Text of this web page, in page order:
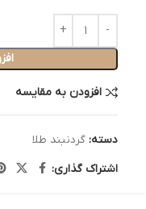
افزودن به مقایسه
دسته: گردنبند طلا
اشتراک گذاری: